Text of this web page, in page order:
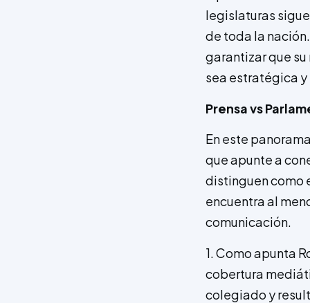
legislaturas
de toda la
garantizar que
sea estratégica y
Prensa vs
En este
que apunte a
distinguen como
encuentra al
comunicación.
1. Como apunta
cobertura
colegiado y